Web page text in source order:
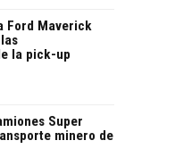
Ford Maverick
la pick-up
Super
minero de